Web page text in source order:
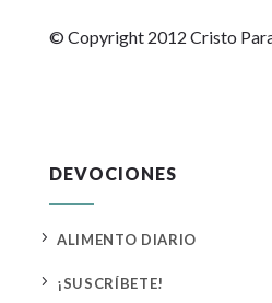
© Copyright 2012 Cristo
DEVOCIONES
5 ALIMENTO DIARIO
5 ¡SUSCRÍBETE!